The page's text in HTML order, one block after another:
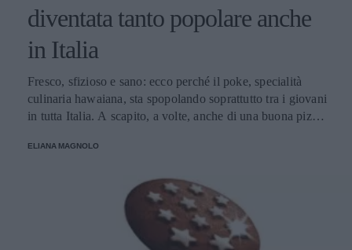
diventata tanto popolare anche
in Italia
Fresco, sfizioso e sano: ecco perché il poke, specialità
culinaria hawaiana, sta spopolando soprattutto tra i giovani
in tutta Italia. A scapito, a volte, anche di una buona pizza.
ELIANA MAGNOLO